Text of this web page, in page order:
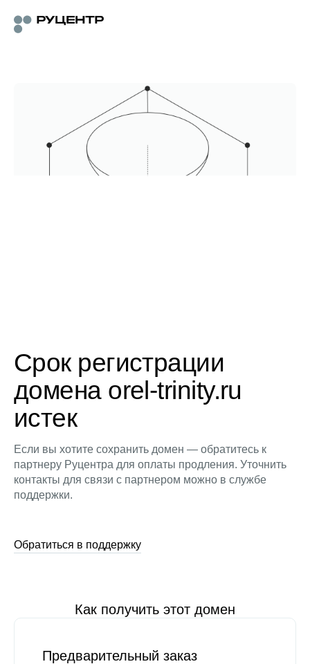
Срок регистрации
домена orel-trinity.ru
истек
Если вы хотите сохранить домен — обратитесь к
партнеру Руцентра для оплаты продления. Уточнить
контакты для связи с партнером можно в службе
поддержки.
Обратиться в поддержку
Как получить этот домен
Предварительный заказ